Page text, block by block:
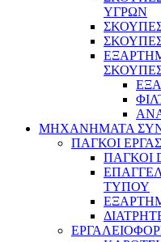
ΥΓΡΩΝ
ΜΗΧΑΝΗΜΑΤΑ
ΠΑΓΚΟΙ
ΠΑΓΚΟΙ
ΤΥΠΟΥ